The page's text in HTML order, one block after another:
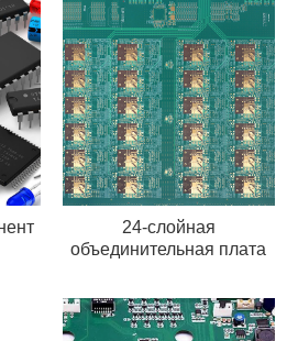
24-слойная
объединительная плата